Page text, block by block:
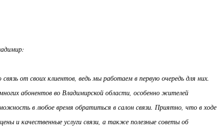
от своих клиентов, ведь мы работаем в первую очередь для них.
абонентов во Владимирской области, особенно жителей
в любое время обратиться в салон связи. Приятно, что в ходе
и качественные услуги связи, а также полезные советы об